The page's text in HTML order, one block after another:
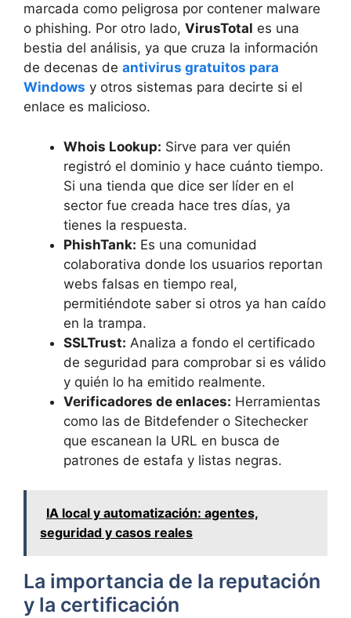
marcada como peligrosa por contener malware
o phishing. Por otro lado, VirusTotal es una
bestia del análisis, ya que cruza la información
de decenas de antivirus gratuitos para
Windows y otros sistemas para decirte si el
enlace es malicioso.
Whois Lookup: Sirve para ver quién
registró el dominio y hace cuánto tiempo.
Si una tienda que dice ser líder en el
sector fue creada hace tres días, ya
tienes la respuesta.
PhishTank: Es una comunidad
colaborativa donde los usuarios reportan
webs falsas en tiempo real,
permitiéndote saber si otros ya han caído
en la trampa.
SSLTrust: Analiza a fondo el certificado
de seguridad para comprobar si es válido
y quién lo ha emitido realmente.
Verificadores de enlaces: Herramientas
como las de Bitdefender o Sitechecker
que escanean la URL en busca de
patrones de estafa y listas negras.
IA local y automatización: agentes,
seguridad y casos reales
La importancia de la reputación
y la certificación